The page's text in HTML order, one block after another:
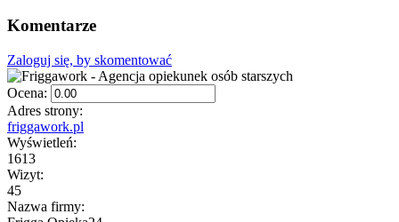
Komentarze
Zaloguj się, by skomentować
Ocena:
Adres strony:
friggawork.pl
Wyświetleń:
1613
Wizyt:
45
Nazwa firmy: